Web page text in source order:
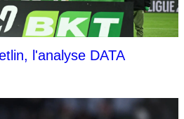
l'analyse DATA